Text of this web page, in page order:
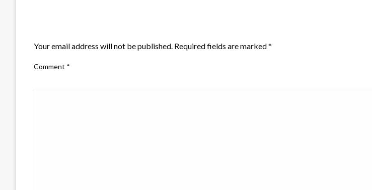
Your email address will not be published. Required fields are marked*
Comment *